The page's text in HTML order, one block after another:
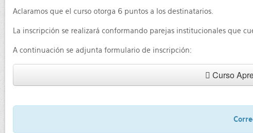
Aclaramos que el curso otorga 6 puntos a los destinatarios.
La inscripción se realizará conformando parejas institucionales que
A continuación se adjunta formulario de inscripción:
Curso